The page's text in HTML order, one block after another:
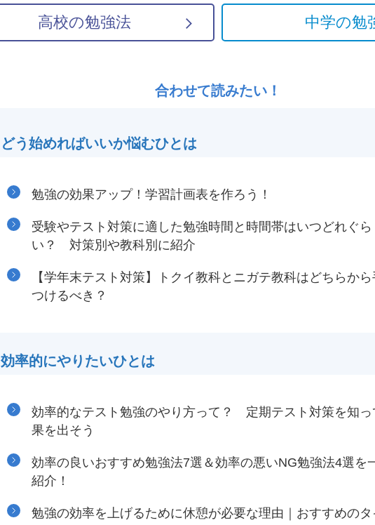
高校の勉強法 中学の勉
合わせて読みたい！
どう始めればいいか悩むひとは
勉強の効果アップ！学習計画表を作ろう！
受験やテスト対策に適した勉強時間と時間帯はいつどれぐら
い？ 対策別や教科別に紹介
【学年末テスト対策】トクイ教科とニガテ教科はどちらか
つけるべき？
効率的にやりたいひとは
効率的なテスト勉強のやり方って？ 定期テスト対策を知っ
果を出そう
効率の良いおすすめ勉強法7選＆効率の悪いNG勉強法4選を
紹介！
勉強の効率を上げるために休憩が必要な理由｜おすすめのタ